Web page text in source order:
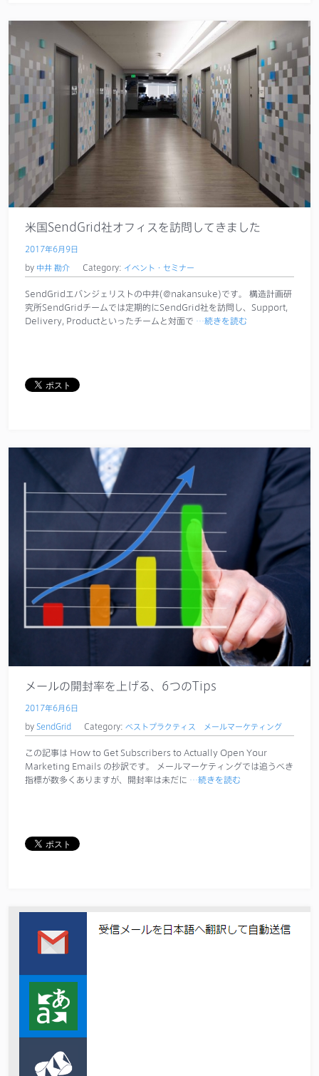
米国SendGrid社オフィスを訪問してきました
2017年6月9日
by 中井 勘介 Category: イベント・セミナー
SendGridエバンジェリストの中井(@nakansuke)です。 構造計画研
究所SendGridチームでは定期的にSendGrid社を訪問し、Support,
Delivery, Productといったチームと対面で …続きを読む
メールの開封率を上げる、6つのTips
2017年6月6日
by SendGrid Category: ベストプラクティス メールマーケティング
この記事は How to Get Subscribers to Actually Open Your
Marketing Emails の抄訳です。 メールマーケティングでは追うべき
指標が数多くありますが、開封率は未だに …続きを読む